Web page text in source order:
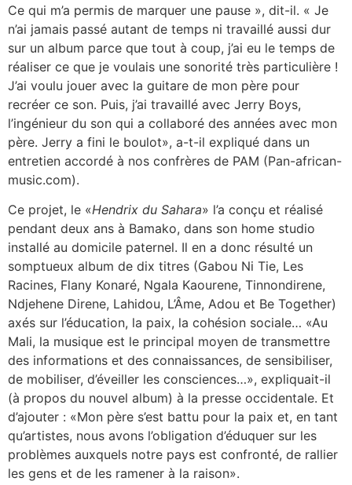
Ce qui m’a permis de marquer une pause », dit-il. « Je
n’ai jamais passé autant de temps ni travaillé aussi dur
sur un album parce que tout à coup, j’ai eu le temps de
réaliser ce que je voulais une sonorité très particulière !
J’ai voulu jouer avec la guitare de mon père pour
recréer ce son. Puis, j’ai travaillé avec Jerry Boys,
l’ingénieur du son qui a collaboré des années avec mon
père. Jerry a fini le boulot», a-t-il expliqué dans un
entretien accordé à nos confrères de PAM (Pan-african-
music.com).
Ce projet, le «Hendrix du Sahara» l’a conçu et réalisé
pendant deux ans à Bamako, dans son home studio
installé au domicile paternel. Il en a donc résulté un
somptueux album de dix titres (Gabou Ni Tie, Les
Racines, Flany Konaré, Ngala Kaourene, Tinnondirene,
Ndjehene Direne, Lahidou, L’Âme, Adou et Be Together)
axés sur l’éducation, la paix, la cohésion sociale… «Au
Mali, la musique est le principal moyen de transmettre
des informations et des connaissances, de sensibiliser,
de mobiliser, d’éveiller les consciences…», expliquait-il
(à propos du nouvel album) à la presse occidentale. Et
d’ajouter : «Mon père s’est battu pour la paix et, en tant
qu’artistes, nous avons l’obligation d’éduquer sur les
problèmes auxquels notre pays est confronté, de rallier
les gens et de les ramener à la raison».